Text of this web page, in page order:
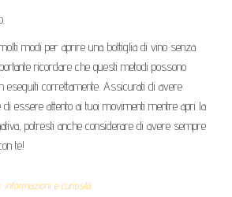
modi per aprire una bottiglia di vino senza
ricordare che questi metodi possono
eseguiti correttamente. Assicurati di avere
di essere attento ai tuoi movimenti mentre apri la
potresti anche considerare di avere sempre
te!
informazioni e curiosità